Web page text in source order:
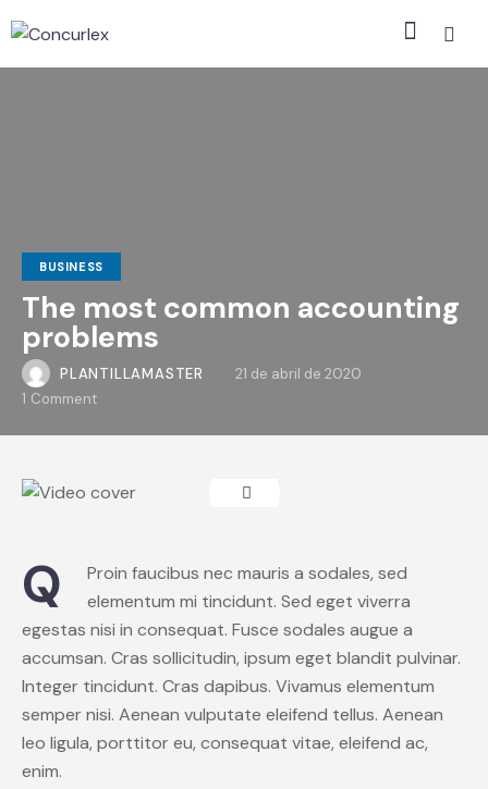
BUSINESS
The most common accounting
problems
PLANTILLAMASTER
21 de abril de 2020
1 Comment
Q
Proin faucibus nec mauris a sodales, sed
elementum mi tincidunt. Sed eget viverra
egestas nisi in consequat. Fusce sodales augue a
accumsan. Cras sollicitudin, ipsum eget blandit pulvinar.
Integer tincidunt. Cras dapibus. Vivamus elementum
semper nisi. Aenean vulputate eleifend tellus. Aenean
leo ligula, porttitor eu, consequat vitae, eleifend ac,
enim.